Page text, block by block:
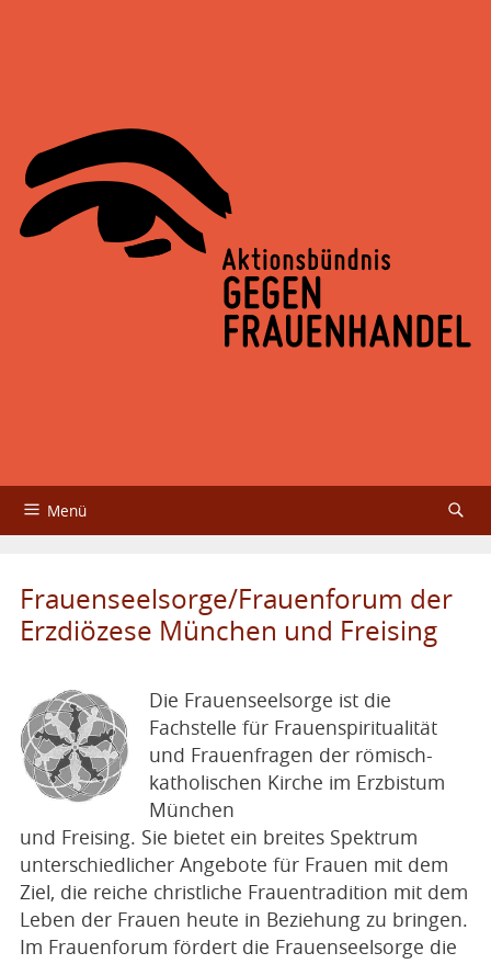
Menü
Über das Aktionsbündnis
Service
Impressum und Datenschutzerklärung
Frauenseelsorge/Frauenforum der
Erzdiözese München und Freising
Die Frauenseelsorge ist die
Fachstelle für Frauenspiritualität
und Frauenfragen der römisch-
katholischen Kirche im Erzbistum
München
und Freising. Sie bietet ein breites Spektrum
unterschiedlicher Angebote für Frauen mit dem
Ziel, die reiche christliche Frauentradition mit dem
Leben der Frauen heute in Beziehung zu bringen.
Im Frauenforum fördert die Frauenseelsorge die